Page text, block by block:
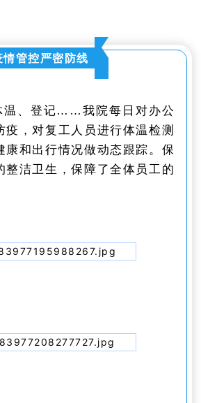
管控严密防线
温、登记……我院每日对办公
疫，对复工人员进行体温检测
和出行情况做动态跟踪。 保
整洁卫生，保障了全体员工的